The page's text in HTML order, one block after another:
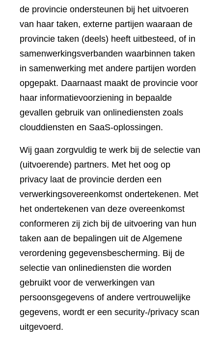
de provincie ondersteunen bij het uitvoeren
van haar taken, externe partijen waaraan de
provincie taken (deels) heeft uitbesteed, of in
samenwerkingsverbanden waarbinnen taken
in samenwerking met andere partijen worden
opgepakt. Daarnaast maakt de provincie voor
haar informatievoorziening in bepaalde
gevallen gebruik van onlinediensten zoals
clouddiensten en SaaS-oplossingen.
Wij gaan zorgvuldig te werk bij de selectie van
(uitvoerende) partners. Met het oog op
privacy laat de provincie derden een
verwerkingsovereenkomst ondertekenen. Met
het ondertekenen van deze overeenkomst
conformeren zij zich bij de uitvoering van hun
taken aan de bepalingen uit de Algemene
verordening gegevensbescherming. Bij de
selectie van onlinediensten die worden
gebruikt voor de verwerkingen van
persoonsgegevens of andere vertrouwelijke
gegevens, wordt er een security-/privacy scan
uitgevoerd.